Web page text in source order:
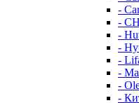
-
-
-
-
-
-
-
-